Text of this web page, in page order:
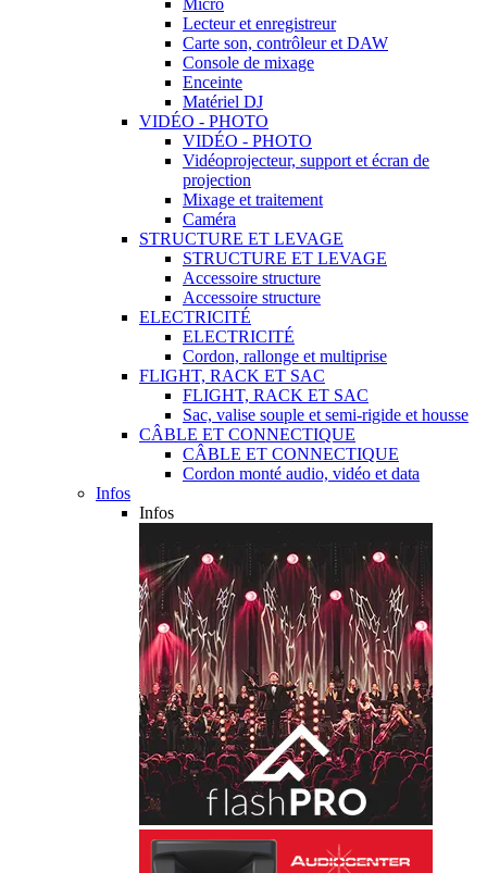
Micro
Lecteur et enregistreur
Carte son, contrôleur et DAW
Console de mixage
Enceinte
Matériel DJ
VIDÉO - PHOTO
VIDÉO - PHOTO
Vidéoprojecteur, support et écran de
projection
Mixage et traitement
Caméra
STRUCTURE ET LEVAGE
STRUCTURE ET LEVAGE
Accessoire structure
Accessoire structure
ELECTRICITÉ
ELECTRICITÉ
Cordon, rallonge et multiprise
FLIGHT, RACK ET SAC
FLIGHT, RACK ET SAC
Sac, valise souple et semi-rigide et housse
CÂBLE ET CONNECTIQUE
CÂBLE ET CONNECTIQUE
Cordon monté audio, vidéo et data
Infos
Infos